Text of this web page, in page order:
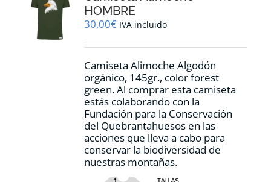
HOMBRE
30,00€ IVA incluido
Camiseta Alimoche Algodón
orgánico, 145gr., color forest
green. Al comprar esta camiseta
estás colaborando con la
Fundación para la Conservación
del Quebrantahuesos en las
acciones que lleva a cabo para
conservar la biodiversidad de
nuestras montañas.